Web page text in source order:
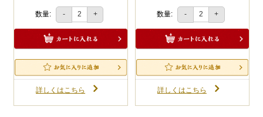
商品をお店にご来店引渡しでお茶のサービ
ス付きです。
不要の場合はお申し付けください。
数量: - +
詳しくはこちら
数量: - +
詳しくはこちら